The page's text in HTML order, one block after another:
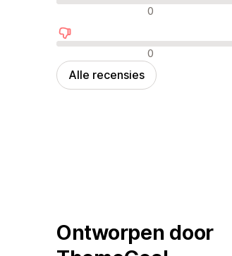
Neutrale recensies0
Negatieve recensies
0
Alle recensies
Ontworpen door